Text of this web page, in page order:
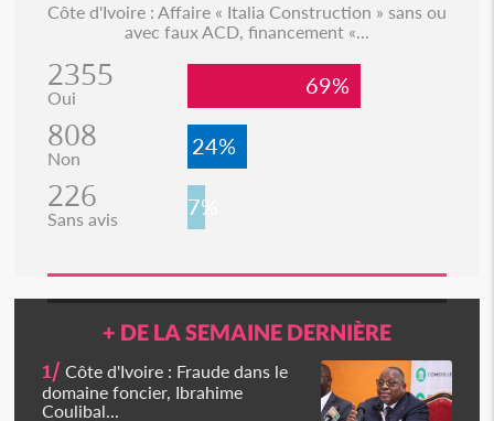
Côte d'Ivoire : Affaire « Italia Construction » sans ou
avec faux ACD, financement «...
2355
Oui 69%
808
Non 24%
226
Sans avis 7%
+ DE LA SEMAINE DERNIÈRE
1/ Côte d'Ivoire : Fraude dans le
domaine foncier, Ibrahime
Coulibal...